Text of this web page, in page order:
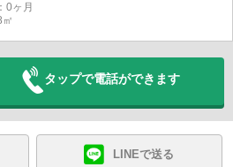
0ヶ月
タップで電話ができます
LINEで送る